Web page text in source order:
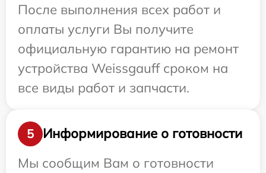
После выполнения всех работ и
оплаты услуги Вы получите
официальную гарантию на ремонт
устройства Weissgauff сроком на
все виды работ и запчасти.
5
Информирование о готовности
Мы сообщим Вам о готовности